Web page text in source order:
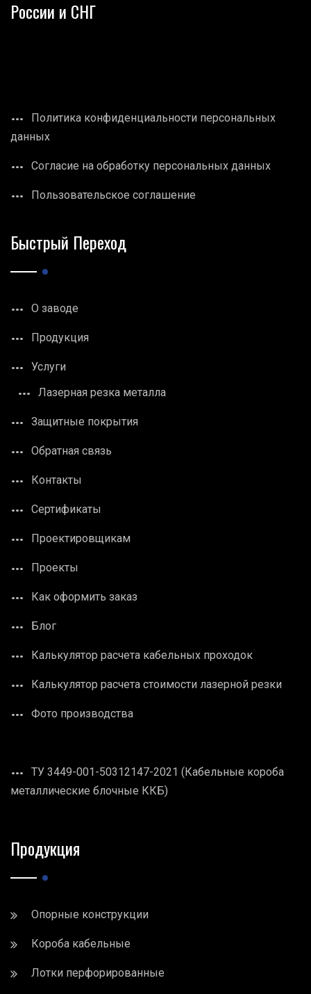
России и СНГ
Политика конфиденциальности персональных
данных
Согласие на обработку персональных данных
Пользовательское соглашение
Быстрый Переход
О заводе
Продукция
Услуги
Лазерная резка металла
Защитные покрытия
Обратная связь
Контакты
Сертификаты
Проектировщикам
Проекты
Как оформить заказ
Блог
Калькулятор расчета кабельных проходок
Калькулятор расчета стоимости лазерной резки
Фото производства
ТУ 3449-001-50312147-2021 (Кабельные короба
металлические блочные ККБ)
Продукция
Опорные конструкции
Короба кабельные
Лотки перфорированные